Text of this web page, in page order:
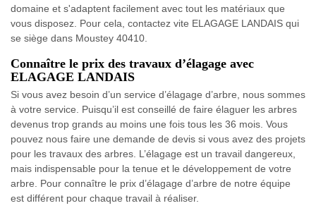
domaine et s'adaptent facilement avec tout les matériaux que
vous disposez. Pour cela, contactez vite ELAGAGE LANDAIS qui
se siège dans Moustey 40410.
Connaître le prix des travaux d’élagage avec
ELAGAGE LANDAIS
Si vous avez besoin d’un service d’élagage d’arbre, nous sommes
à votre service. Puisqu’il est conseillé de faire élaguer les arbres
devenus trop grands au moins une fois tous les 36 mois. Vous
pouvez nous faire une demande de devis si vous avez des projets
pour les travaux des arbres. L’élagage est un travail dangereux,
mais indispensable pour la tenue et le développement de votre
arbre. Pour connaître le prix d’élagage d’arbre de notre équipe
est différent pour chaque travail à réaliser.